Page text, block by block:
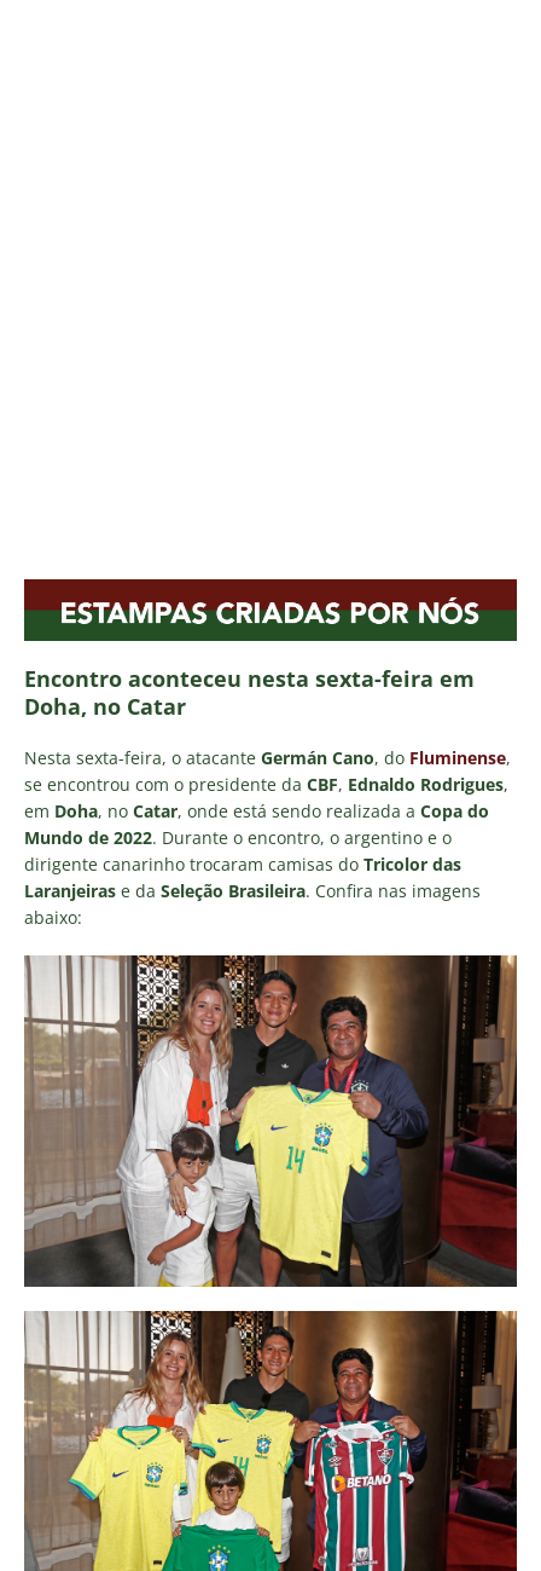
Encontro aconteceu nesta sexta-feira em
Doha, no Catar
Nesta sexta-feira, o atacante Germán Cano, do Fluminense,
se encontrou com o presidente da CBF, Ednaldo Rodrigues,
em Doha, no Catar, onde está sendo realizada a Copa do
Mundo de 2022. Durante o encontro, o argentino e o
dirigente canarinho trocaram camisas do Tricolor das
Laranjeiras e da Seleção Brasileira. Confira nas imagens
abaixo: